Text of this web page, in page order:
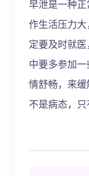
早泄是一种
作生活压力
定要及时就
中要多参加
情舒畅，来缓
不是病态，只